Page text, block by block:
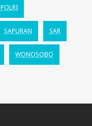
POLRI
SAPURAN SAR
WONOSOBO